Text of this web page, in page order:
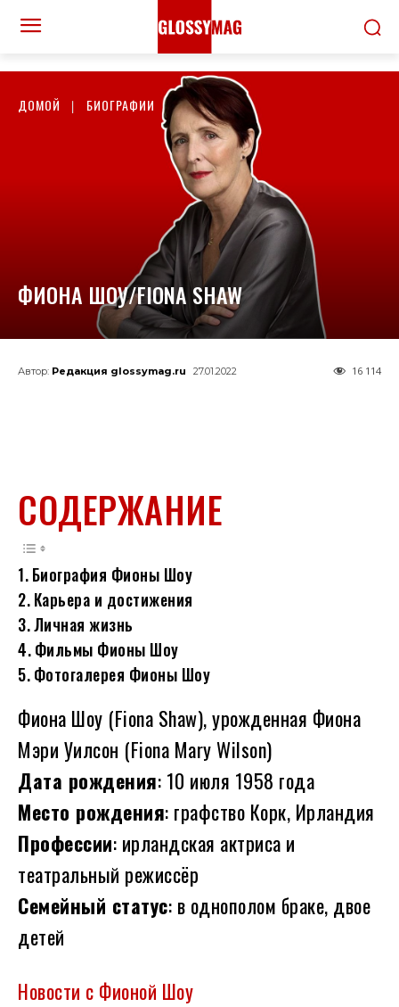
ДОМОЙ БИОГРАФИИ
ФИОНА ШОУ/FIONA SHAW
Автор: Редакция glossymag.ru 27.01.2022 16 114
СОДЕРЖАНИЕ
Биография Фионы Шоу
Карьера и достижения
Личная жизнь
Фильмы Фионы Шоу
Фотогалерея Фионы Шоу
Фиона Шоу (Fiona Shaw), урожденная Фиона
Мэри Уилсон (Fiona Mary Wilson)
Дата рождения: 10 июля 1958 года
Место рождения: графство Корк, Ирландия
Профессии: ирландская актриса и
театральный режиссёр
Семейный статус: в однополом браке, двое
детей
Новости с Фионой Шоу